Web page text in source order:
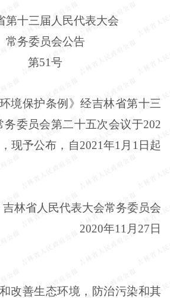
第十三届人民代表大会
常务委员会公告
第51号
境保护条例》经吉林省第十三
务委员会第二十五次会议于202
现予公布，自2021年1 月 1 日起
吉林省人民代表大会常务委员会
2020年11 月 27日
改善生态环境，防治污染和其